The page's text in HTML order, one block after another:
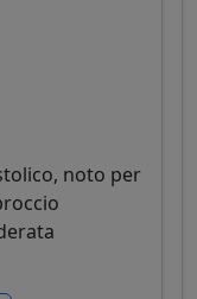
noto per